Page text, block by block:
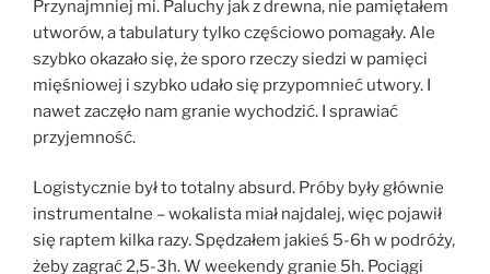
Przynajmniej mi. Paluchy jak z drewna, nie pamiętałem
utworów, a tabulatury tylko częściowo pomagały. Ale
szybko okazało się, że sporo rzeczy siedzi w pamięci
mięśniowej i szybko udało się przypomnieć utwory. I
nawet zaczęło nam granie wychodzić. I sprawiać
przyjemność.
Logistycznie był to totalny absurd. Próby były głównie
instrumentalne – wokalista miał najdalej, więc pojawił
się raptem kilka razy. Spędzałem jakieś 5-6h w podróży,
żeby zagrać 2,5-3h. W weekendy granie 5h. Pociągi